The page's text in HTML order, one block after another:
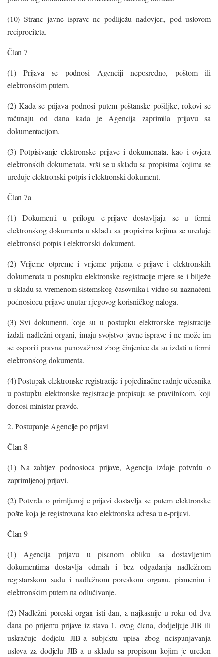
(10) Strane javne isprave ne podliježu nadovjeri, pod uslovom
reciprociteta.
Član 7
(1) Prijava se podnosi Agenciji neposredno, poštom ili
elektronskim putem.
(2) Kada se prijava podnosi putem poštanske pošiljke, rokovi se
računaju od dana kada je Agencija zaprimila prijavu sa
dokumentacijom.
(3) Potpisivanje elektronske prijave i dokumenata, kao i ovjera
elektronskih dokumenata, vrši se u skladu sa propisima kojima se
uređuje elektronski potpis i elektronski dokument.
Član 7a
(1) Dokumenti u prilogu e-prijave dostavljaju se u formi
elektronskog dokumenta u skladu sa propisima kojima se uređuje
elektronski potpis i elektronski dokument.
(2) Vrijeme otpreme i vrijeme prijema e-prijave i elektronskih
dokumenata u postupku elektronske registracije mjere se i bilježe
u skladu sa vremenom sistemskog časovnika i vidno su naznačeni
podnosiocu prijave unutar njegovog korisničkog naloga.
(3) Svi dokumenti, koje su u postupku elektronske registracije
izdali nadležni organi, imaju svojstvo javne isprave i ne može im
se osporiti pravna punovažnost zbog činjenice da su izdati u formi
elektronskog dokumenta.
(4) Postupak elektronske registracije i pojedinačne radnje učesnika
u postupku elektronske registracije propisuju se pravilnikom, koji
donosi ministar pravde.
2. Postupanje Agencije po prijavi
Član 8
(1) Na zahtjev podnosioca prijave, Agencija izdaje potvrdu o
zaprimljenoj prijavi.
(2) Potvrda o primljenoj e-prijavi dostavlja se putem elektronske
pošte koja je registrovana kao elektronska adresa u e-prijavi.
Član 9
(1) Agencija prijavu u pisanom obliku sa dostavljenim
dokumentima dostavlja odmah i bez odgađanja nadležnom
registarskom sudu i nadležnom poreskom organu, pismenim i
elektronskim putem na odlučivanje.
(2) Nadležni poreski organ isti dan, a najkasnije u roku od dva
dana po prijemu prijave iz stava 1. ovog člana, dodjeljuje JIB ili
uskraćuje dodjelu JIB-a subjektu upisa zbog neispunjavanja
uslova za dodjelu JIB-a u skladu sa propisom kojim je uređen